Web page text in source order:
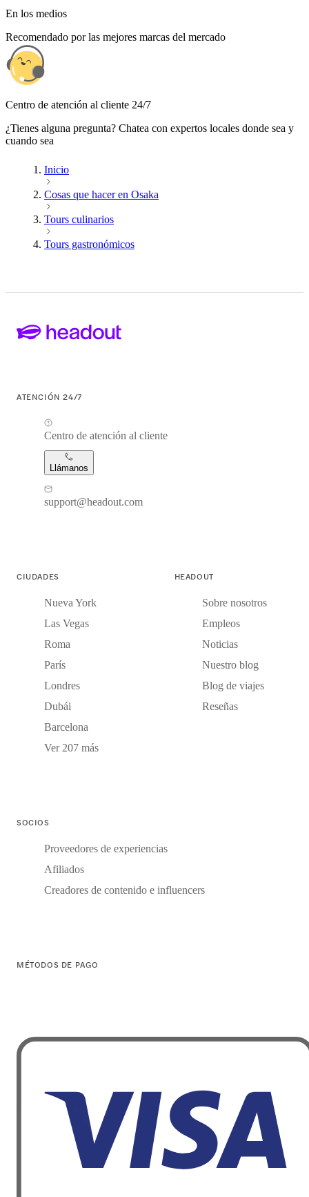
En los medios
Recomendado por las mejores marcas del mercado
Centro de atención al cliente 24/7
¿Tienes alguna pregunta? Chatea con expertos locales donde sea y
cuando sea
Inicio
Cosas que hacer en Osaka
Tours culinarios
Tours gastronómicos
ATENCIÓN 24/7
Centro de atención al cliente
Llámanos
support@headout.com
CIUDADES
Nueva York
Las Vegas
Roma
París
Londres
Dubái
Barcelona
Ver 207 más
HEADOUT
Sobre nosotros
Empleos
Noticias
Nuestro blog
Blog de viajes
Reseñas
SOCIOS
Proveedores de experiencias
Afiliados
Creadores de contenido e influencers
MÉTODOS DE PAGO